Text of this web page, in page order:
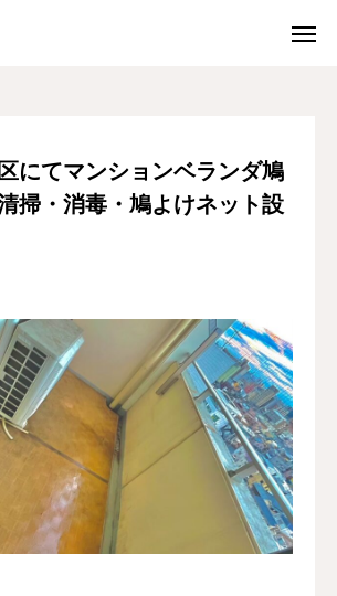
にてマンションベランダ鳩
掃・消毒・鳩よけネット設
付 LINE受付